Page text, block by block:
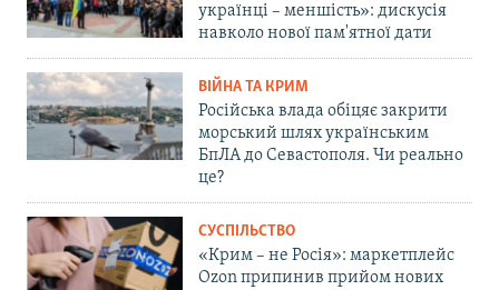
українці – меншість»: дискусія
навколо нової пам'ятної дати
ВІЙНА ТА КРИМ
Російська влада обіцяє закрити
морський шлях українським
БпЛА до Севастополя. Чи реально
це?
СУСПІЛЬСТВО
«Крим – не Росія»: маркетплейс
Ozon припинив прийом нових